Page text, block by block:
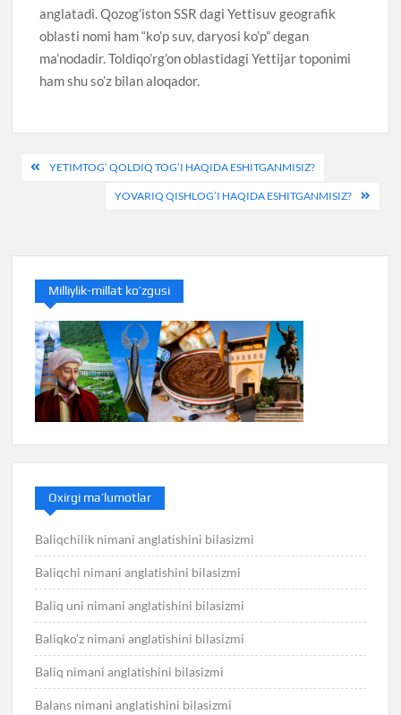
anglatadi. Qozog’iston SSR dagi Yettisuv geografik
oblasti nomi ham “ko’p suv, daryosi ko’p” degan
ma’nodadir. Toldiqo’rg’on oblastidagi Yettijar toponimi
ham shu so’z bilan aloqador.
PostYETIMTOG’ QOLDIQ TOG’I HAQIDA ESHITGANMISIZ?
YOVARIQ QISHLOG’I HAQIDA ESHITGANMISIZ?
Milliylik-millat ko’zgusi
Oxirgi ma’lumotlar
Baliqchilik nimani anglatishini bilasizmi
Baliqchi nimani anglatishini bilasizmi
Baliq uni nimani anglatishini bilasizmi
Baliqko’z nimani anglatishini bilasizmi
Baliq nimani anglatishini bilasizmi
Balans nimani anglatishini bilasizmi